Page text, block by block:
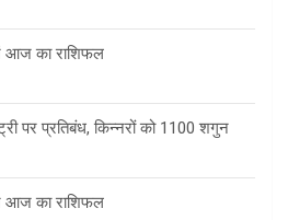
आज का राशिफल
पर प्रतिबंध, किन्नरों को 1100 शगुन
आज का राशिफल